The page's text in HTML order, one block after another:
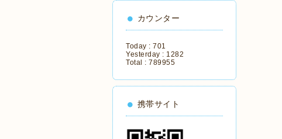
カウンター
Today : 701
Yesterday : 1282
Total : 789955
携帯サイト